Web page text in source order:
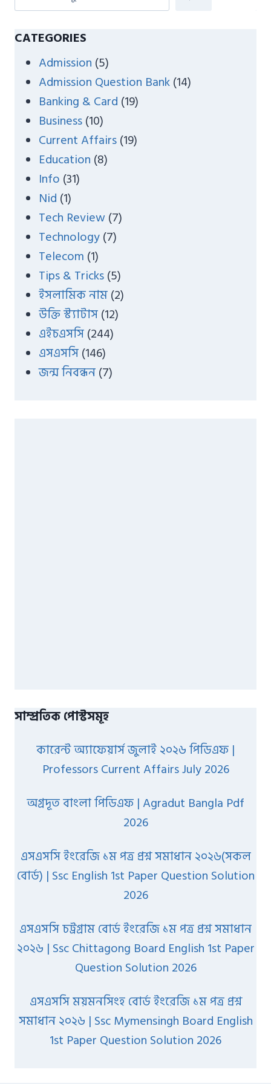
e
h
CATEGORIES
Admission (5)
Admission Question Bank(14)
Banking & Card (19)
Business(10)
Current Affairs(19)
Education (8)
Info (31)
Nid (1)
Tech Review(7)
Technology(7)
Telecom (1)
Tips & Tricks(5)
ইসলামিক নাম(2)
উক্তি স্ট্যাটাস(12)
এইচএসসি(244)
এসএসসি(146)
জন্ম নিবন্ধন(7)
সাম্প্রতিক পোস্টসমূহ
কারেন্ট অ্যাফেয়ার্স জুলাই ২০২৬ পিডিএফ |
Professors Current Affairs July 2026
অগ্রদূত বাংলা পিডিএফ | Agradut Bangla Pdf
2026
এসএসসি ইংরেজি ১ম পত্র প্রশ্ন সমাধান ২০২৬(সকল
বোর্ড) | Ssc English 1st Paper Question Solution
2026
এসএসসি চট্রগ্রাম বোর্ড ইংরেজি ১ম পত্র প্রশ্ন সমাধান
২০২৬ | Ssc Chittagong Board English 1st Paper
Question Solution 2026
এসএসসি ময়মনসিংহ বোর্ড ইংরেজি ১ম পত্র প্রশ্ন
সমাধান ২০২৬ | Ssc Mymensingh Board English
1st Paper Question Solution 2026